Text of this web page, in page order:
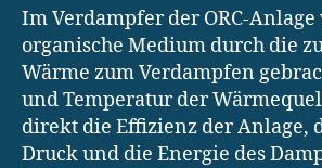
Im Verdampfer der ORC-
organische Medium durch die
Wärme zum Verdampfen
und Temperatur der
direkt die Effizienz der Anlage,
Druck und die Energie des